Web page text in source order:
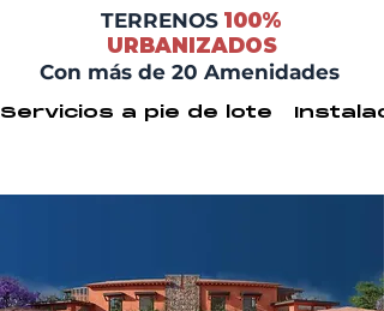
TERRENOS 100%
URBANIZADOS
Con más de 20 Amenidades
Servicios a pie de lote